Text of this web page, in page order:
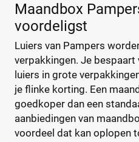
Lillydoo
Lupilu
Mamia
Muumi
Naty
Pura
Rascal + Friends
Soort
Babyluier
Luierbroekje
Nachtluier
Maandbox
voordeligst
Luiers van Pampers
verpakkingen. Je
luiers in grote
je flinke korting. Een
goedkoper dan een
aanbiedingen van
voordeel dat kan oplopen